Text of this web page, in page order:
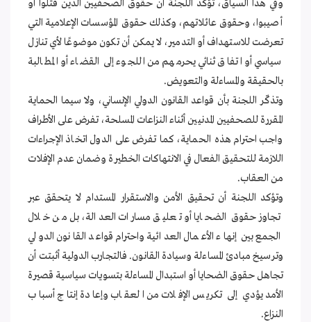
وفي هذا السياق، تؤكد اللجنة أن حقوق الصحفيين الذين قتلوا أو
أصيبوا، وحقوق عائلاتهم، وكذلك حقوق المؤسسات الإعلامية التي
تعرضت للاستهداف أو التدمير، لا يمكن أن تكون موضوعًا لأي تنازل
سياسي أو اتفاق ثنائي يحرمهم من اللجوء إلى القضاء أو المطالبة
بالحقيقة والمساءلة والتعويض.
وتذكّر اللجنة بأن قواعد القانون الدولي الإنساني، ولا سيما الحماية
المقررة للصحفيين المدنيين أثناء النزاعات المسلحة، تفرض على الأطراف
واجب احترام هذه الحماية، كما تفرض على الدول اتخاذ الإجراءات
اللازمة للتحقيق الفعال في الانتهاكات الخطيرة وضمان عدم الإفلات
من العقاب.
وتؤكد اللجنة أن تحقيق الأمن والاستقرار المستدام لا يتحقق عبر
تجاوز حقوق الضحايا أو تعليق مسارات العدالة، بل من خلال
الجمع بين إنهاء الأعمال العدائية واحترام قواعد القانون الدولي
وترسيخ مبادئ المساءلة وسيادة القانون. فالتجارب الدولية أثبتت أن
تجاهل حقوق الضحايا أو استبدال المساءلة بتسويات سياسية قصيرة
الأمد يؤدي إلى تكريس الإفلات من العقاب وإعادة إنتاج أسباب
النزاع.